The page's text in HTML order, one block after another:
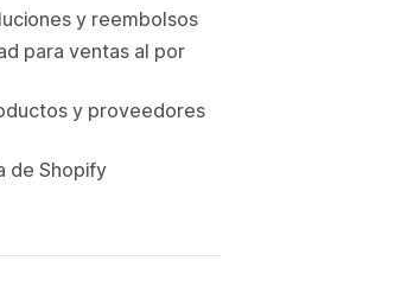
y reembolsos
para ventas al por
y proveedores
de Shopify